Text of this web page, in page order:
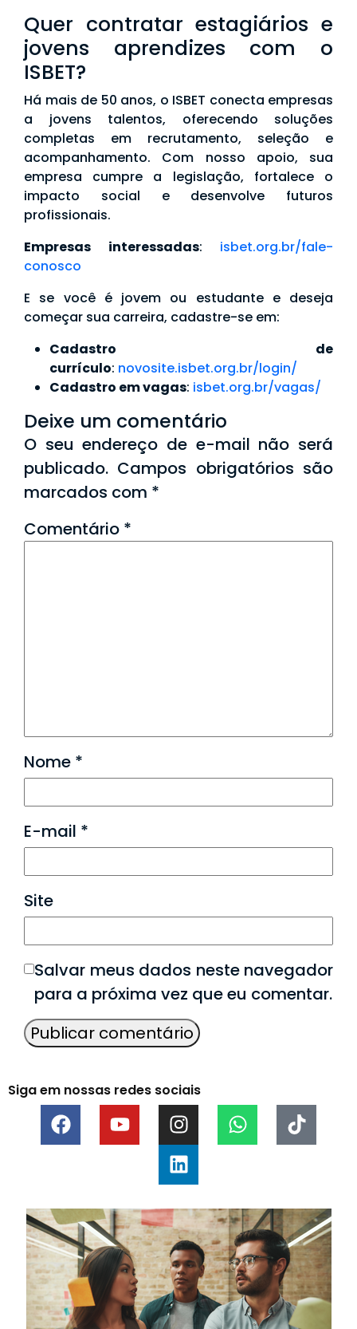
Quer contratar estagiários e
jovens aprendizes com o
ISBET?
Há mais de 50 anos, o ISBET conecta empresas
a jovens talentos, oferecendo soluções
completas em recrutamento, seleção e
acompanhamento. Com nosso apoio, sua
empresa cumpre a legislação, fortalece o
impacto social e desenvolve futuros
profissionais.
Empresas interessadas: isbet.org.br/fale-
conosco
E se você é jovem ou estudante e deseja
começar sua carreira, cadastre-se em:
Cadastro de
currículo: novosite.isbet.org.br/login/
Cadastro em vagas: isbet.org.br/vagas/
Deixe um comentário
O seu endereço de e-mail não será
publicado. Campos obrigatórios são
marcados com *
Comentário *
Nome *
E-mail *
Site
Salvar meus dados neste navegador
para a próxima vez que eu comentar.
Siga em nossas redes sociais